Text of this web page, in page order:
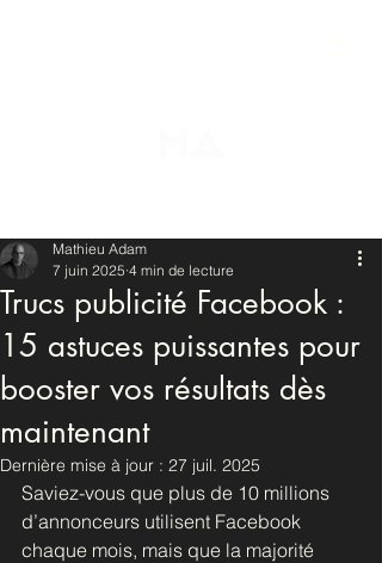
Trucs publicité Facebook :
15 astuces puissantes pour
booster vos résultats dès
maintenant
Mathieu Adam
7 juin 2025 4 min de lecture
Dernière mise à jour : 27 juil. 2025
Saviez-vous que plus de 10 millions
d’annonceurs utilisent Facebook
chaque mois, mais que la majorité